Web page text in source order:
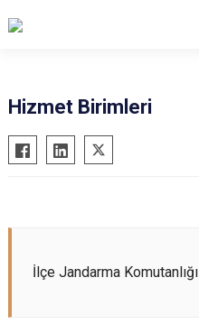
Bulanık
Hasköy
Malazgirt
Hizmet Birimleri
İlçe Jandarma Komutanlığı